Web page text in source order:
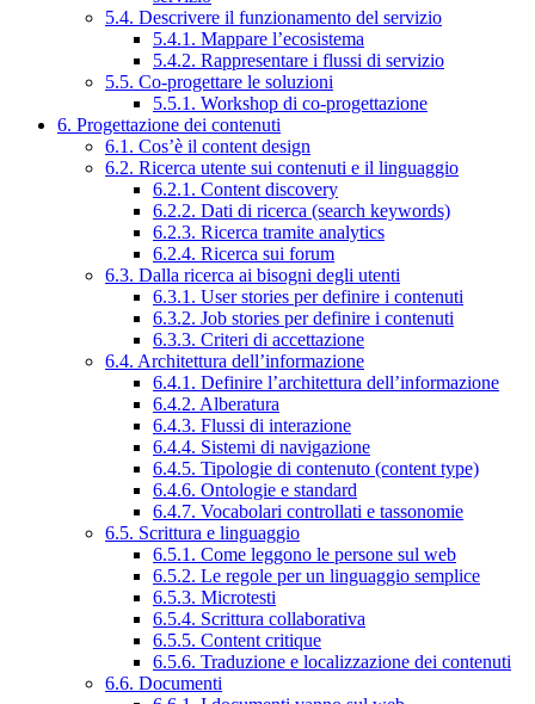
5.4. Descrivere il funzionamento del servizio
5.4.1. Mappare l’ecosistema
5.4.2. Rappresentare i flussi di servizio
5.5. Co-progettare le soluzioni
5.5.1. Workshop di co-progettazione
6. Progettazione dei contenuti
6.1. Cos’è il content design
6.2. Ricerca utente sui contenuti e il linguaggio
6.2.1. Content discovery
6.2.2. Dati di ricerca (search keywords)
6.2.3. Ricerca tramite analytics
6.2.4. Ricerca sui forum
6.3. Dalla ricerca ai bisogni degli utenti
6.3.1. User stories per definire i contenuti
6.3.2. Job stories per definire i contenuti
6.3.3. Criteri di accettazione
6.4. Architettura dell’informazione
6.4.1. Definire l’architettura dell’informazione
6.4.2. Alberatura
6.4.3. Flussi di interazione
6.4.4. Sistemi di navigazione
6.4.5. Tipologie di contenuto (content type)
6.4.6. Ontologie e standard
6.4.7. Vocabolari controllati e tassonomie
6.5. Scrittura e linguaggio
6.5.1. Come leggono le persone sul web
6.5.2. Le regole per un linguaggio semplice
6.5.3. Microtesti
6.5.4. Scrittura collaborativa
6.5.5. Content critique
6.5.6. Traduzione e localizzazione dei contenuti
6.6. Documenti